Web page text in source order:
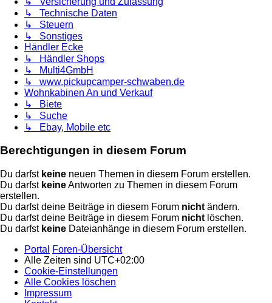
↳ Technische Daten
↳ Steuern
↳ Sonstiges
Händler Ecke
↳ Händler Shops
↳ Multi4GmbH
↳ www.pickupcamper-schwaben.de
Wohnkabinen An und Verkauf
↳ Biete
↳ Suche
↳ Ebay, Mobile etc
Berechtigungen in diesem Forum
Du darfst keine neuen Themen in diesem Forum erstellen.
Du darfst keineAntworten zu Themen in diesem Forum
erstellen.
Du darfst deine Beiträge in diesem Forum nicht ändern.
Du darfst deine Beiträge in diesem Forum nicht löschen.
Du darfst keine Dateianhänge in diesem Forum erstellen.
Portal
Foren-Übersicht
Alle Zeiten sind UTC+02:00
Cookie-Einstellungen
Alle Cookies löschen
Impressum